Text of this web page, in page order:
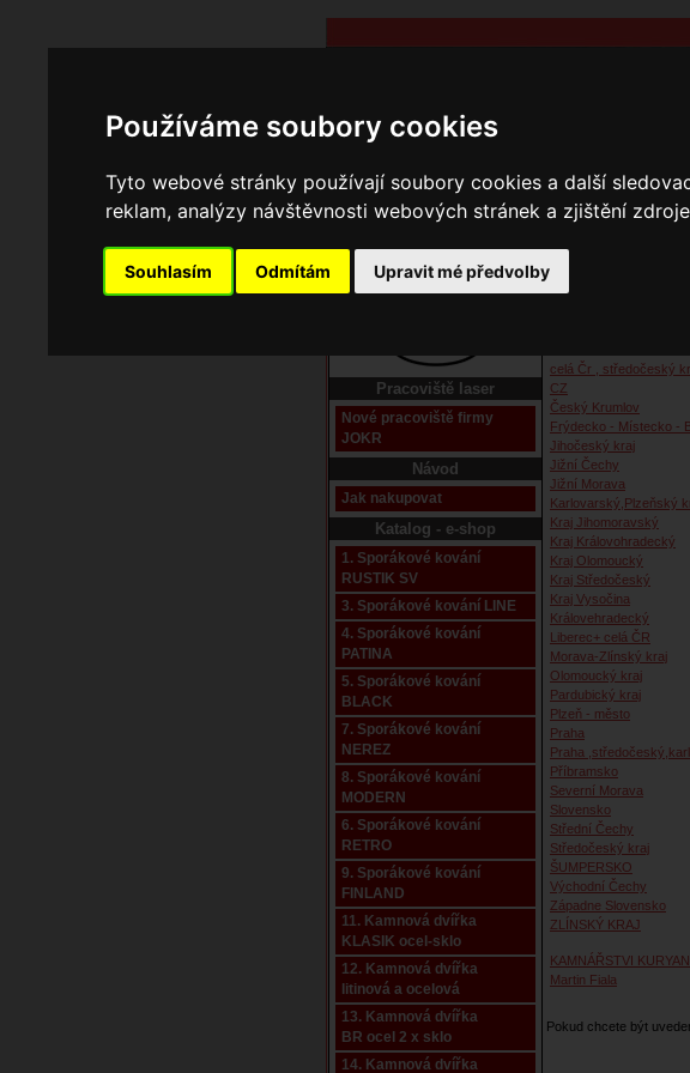
Používáme soubory cookies
Tyto webové stránky používají soubory cookies a další
reklam, analýzy návštěvnosti webových stránek a zjištění
Souhlasím Odmítám Upravit mé předvolby
Domů Kontakty
Pracoviště laser
Nové pracoviště firmy
JOKR
Návod
Jak nakupovat
Katalog - e-shop
1. Sporákové kování
RUSTIK SV
3. Sporákové kování LINE
4. Sporákové kování
PATINA
5. Sporákové kování
BLACK
7. Sporákové kování
NEREZ
8. Sporákové kování
MODERN
6. Sporákové kování
RETRO
9. Sporákové kování
FINLAND
11. Kamnová dvířka
KLASIK ocel-sklo
12. Kamnová dvířka
litinová a ocelová
13. Kamnová dvířka
BR ocel 2 x sklo
14. Kamnová dvířka
celá Čr , středočeský
CZ
Český Krumlov
Frýdecko - Místecko -
Jihočeský kraj
Jižní Čechy
Jižní Morava
Karlovarský,Plzeňský
Kraj Jihomoravský
Kraj Královohradecký
Kraj Olomoucký
Kraj Středočeský
Kraj Vysočina
Královehradecký
Liberec+ celá ČR
Morava-Zlínský kraj
Olomoucký kraj
Pardubický kraj
Plzeň - město
Praha
Praha
Příbramsko
Severní Morava
Slovensko
Střední Čechy
Středočeský kraj
ŠUMPERSKO
Východní Čechy
Západne Slovensko
ZLÍNSKÝ KRAJ
KAMNÁŘSTVI
Martin Fiala
Pokud chcete být